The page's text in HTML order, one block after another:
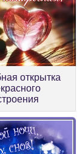
открытка